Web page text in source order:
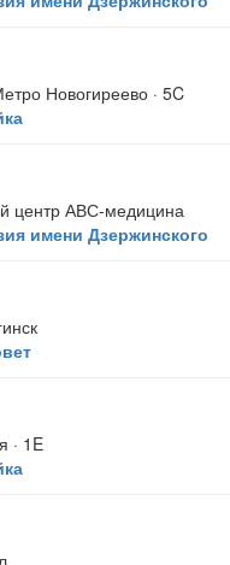
Новогиреево · 5C
центр АВС-медицина
имени Дзержинского
· 1E